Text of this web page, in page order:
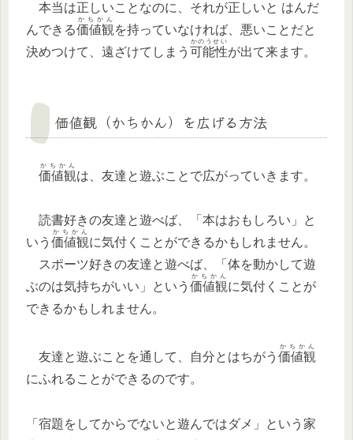
本当は正しいことなのに、それが正しいと はんだ
んできる価値観
かちかん
を持っていなければ、悪いことだと
決めつけて、遠ざけてしまう 可能性
かのうせい
が出て来ます。
価値観（かちかん）を広げる方法
価値観
かちかん
は、友達と遊ぶことで広がっていきます。
読書好きの友達と遊べば、「本はおもしろい」と
いう 価値観
かちかん
に気付くことができるかもしれません。
スポーツ好きの友達と遊べば、「体を動かして遊
ぶのは気持ちがいい」という 価値観
かちかん
に気付くことが
できるかもしれません。
友達と遊ぶことを通して、自分とはちがう 価値観
かちかん
にふれることができるのです。
「宿題をしてからでないと遊んではダメ」という家